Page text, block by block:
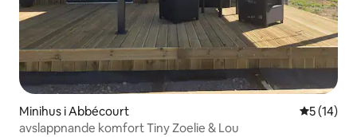
Minihus i Abbécourt 5 av 5 i
5 (14)
avslappnande komfort Tiny Zoelie & Lou